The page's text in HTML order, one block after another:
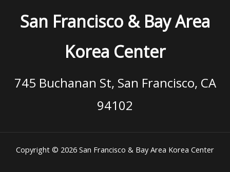
San Francisco & Bay Area
Korea Center
745 Buchanan St, San Francisco, CA
94102
Copyright © 2026 San Francisco & Bay Area Korea Center